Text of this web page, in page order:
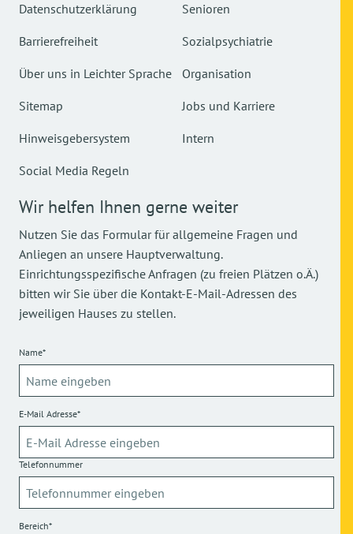
Datenschutzerklärung
Barrierefreiheit
Über uns in Leichter Sprache
Sitemap
Hinweisgebersystem
Social Media Regeln
Senioren
Sozialpsychiatrie
Organisation
Jobs und Karriere
Intern
Wir helfen Ihnen gerne weiter
Nutzen Sie das Formular für allgemeine Fragen und
Anliegen an unsere Hauptverwaltung.
Einrichtungsspezifische Anfragen (zu freien Plätzen o.Ä.)
bitten wir Sie über die Kontakt-E-Mail-Adressen des
jeweiligen Hauses zu stellen.
Name*
E-Mail Adresse*
Telefonnummer
Bereich*